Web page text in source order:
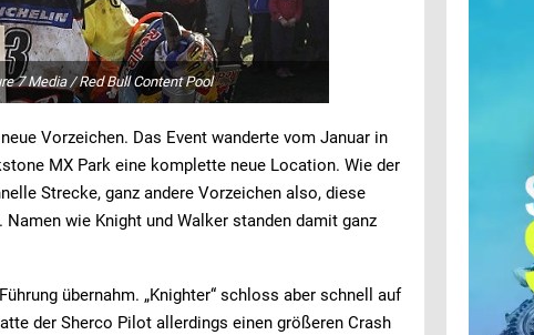
7 Media / Red Bull Content Pool
Vorzeichen. Das Event wanderte vom Januar in
MX Park eine komplette neue Location. Wie der
Strecke, ganz andere Vorzeichen also, diese
wie Knight und Walker standen damit ganz
übernahm. „Knighter“ schloss aber schnell auf
der Sherco Pilot allerdings einen größeren Crash